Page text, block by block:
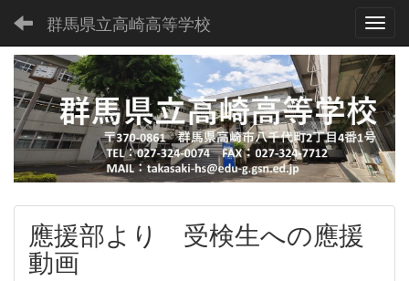
群馬県立高崎高等学校
應援部より 受検生への應援
動画